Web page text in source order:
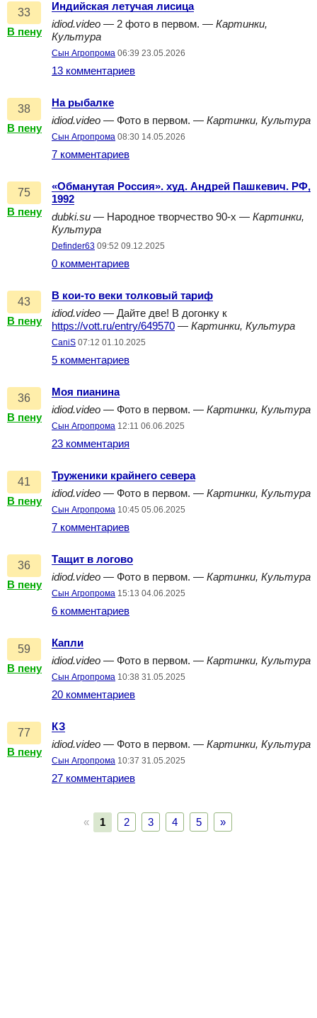
33
В пену
Индийская летучая лисица
idiod.video — 2 фото в первом. — Картинки,
Культура
Сын Агропрома 06:39 23.05.2026
13 комментариев
38
В пену
На рыбалке
idiod.video — Фото в первом. — Картинки, Культура
Сын Агропрома 08:30 14.05.2026
7 комментариев
75
В пену
«Обманутая Россия». худ. Андрей Пашкевич. РФ,
1992
dubki.su — Народное творчество 90-х — Картинки,
Культура
Definder63 09:52 09.12.2025
0 комментариев
43
В пену
В кои-то веки толковый тариф
idiod.video — Дайте две! В догонку к
https://vott.ru/entry/649570 — Картинки, Культура
CaniS 07:12 01.10.2025
5 комментариев
36
В пену
Моя пианина
idiod.video — Фото в первом. — Картинки, Культура
Сын Агропрома 12:11 06.06.2025
23 комментария
41
В пену
Труженики крайнего севера
idiod.video — Фото в первом. — Картинки, Культура
Сын Агропрома 10:45 05.06.2025
7 комментариев
36
В пену
Тащит в логово
idiod.video — Фото в первом. — Картинки, Культура
Сын Агропрома 15:13 04.06.2025
6 комментариев
59
В пену
Капли
idiod.video — Фото в первом. — Картинки, Культура
Сын Агропрома 10:38 31.05.2025
20 комментариев
77
В пену
КЗ
idiod.video — Фото в первом. — Картинки, Культура
Сын Агропрома 10:37 31.05.2025
27 комментариев
« 1 2 3 4 5 »